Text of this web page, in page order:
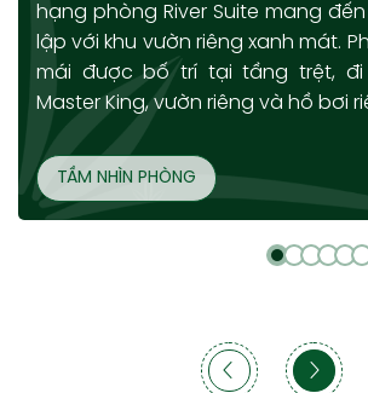
hạng phòng River Suite mang
lập với khu vườn riêng xanh mát.
mái được bố trí tại tầng trệt, đi
Master King, vườn riêng và hồ bơi
TẦM NHÌN PHÒNG